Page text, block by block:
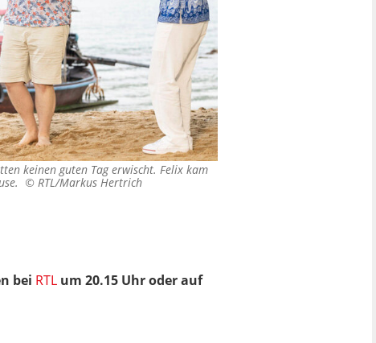
keinen guten Tag erwischt. Felix kam
© RTL/Markus Hertrich
bei RTL um 20.15 Uhr oder auf